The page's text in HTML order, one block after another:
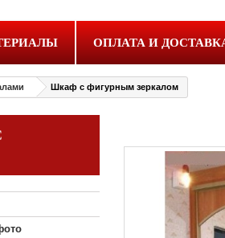
ОПЛАТА И
Шкаф с фигурным зеркалом